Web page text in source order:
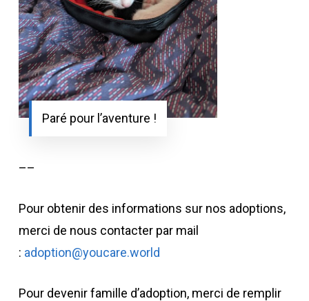
Paré pour l’aventure !
––
Pour obtenir des informations sur nos adoptions,
merci de nous contacter par mail
: adoption@youcare.world
Pour devenir famille d’adoption, merci de remplir